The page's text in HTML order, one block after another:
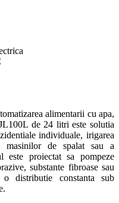
alimentarii cu apa,
de 24 litri este solutia
individuale, irigarea
masinilor de spalat sau a
este proiectat sa pompeze
substante fibroase sau
distributie constanta sub